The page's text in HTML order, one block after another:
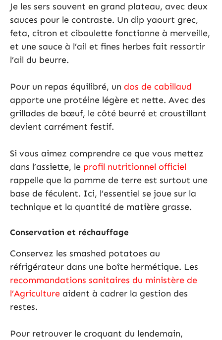
Je les sers souvent en grand plateau, avec deux
sauces pour le contraste. Un dip yaourt grec,
feta, citron et ciboulette fonctionne à merveille,
et une sauce à l’ail et fines herbes fait ressortir
l’ail du beurre.
Pour un repas équilibré, un dos de cabillaud
apporte une protéine légère et nette. Avec des
grillades de bœuf, le côté beurré et croustillant
devient carrément festif.
Si vous aimez comprendre ce que vous mettez
dans l’assiette, le profil nutritionnel officiel
rappelle que la pomme de terre est surtout une
base de féculent. Ici, l’essentiel se joue sur la
technique et la quantité de matière grasse.
Conservation et réchauffage
Conservez les smashed potatoes au
réfrigérateur dans une boîte hermétique. Les
recommandations sanitaires du ministère de
l’Agriculture aident à cadrer la gestion des
restes.
Pour retrouver le croquant du lendemain,